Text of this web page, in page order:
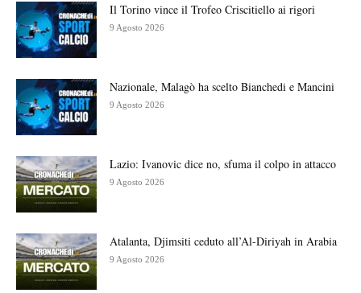
Il Torino vince il Trofeo Criscitiello ai rigori
9 Agosto 2026
Nazionale, Malagò ha scelto Bianchedi e Mancini
9 Agosto 2026
Lazio: Ivanovic dice no, sfuma il colpo in attacco
9 Agosto 2026
Atalanta, Djimsiti ceduto all’Al-Diriyah in Arabia
9 Agosto 2026